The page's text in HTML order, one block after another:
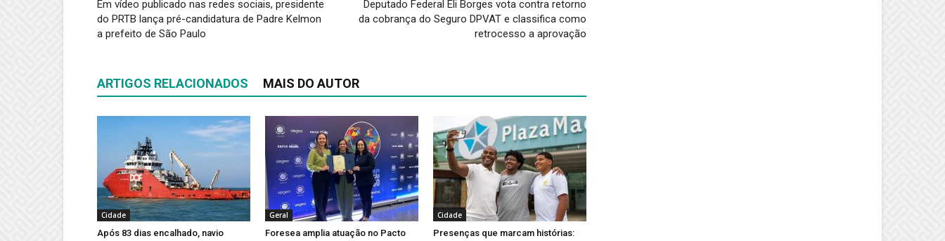
Em vídeo publicado nas redes sociais, presidente
do PRTB lança pré-candidatura de Padre Kelmon
a prefeito de São Paulo
Deputado Federal Eli Borges vota contra retorno
da cobrança do Seguro DPVAT e classifica como
retrocesso a aprovação
ARTIGOS RELACIONADOS MAIS DO AUTOR
Cidade
Após 83 dias encalhado, navio
Geral
Foresea amplia atuação no Pacto
Cidade
Presenças que marcam histórias: